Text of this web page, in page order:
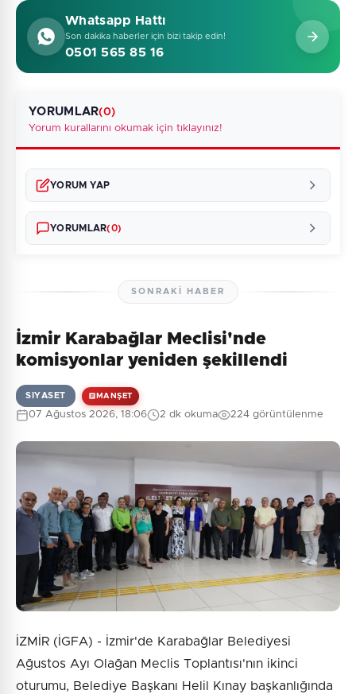
Whatsapp Hattı
Son dakika haberler için bizi takip edin!
0501 565 85 16
YORUMLAR(0)
Yorum kurallarını okumak için tıklayınız!
YORUM YAP
Gönder
YORUMLAR(0)
Henüz yorum yapılmamış. İlk yorumu siz yapın!
SONRAKI HABER
İzmir Karabağlar Meclisi'nde
komisyonlar yeniden şekillendi
SIYASET MANŞET
07 Ağustos 2026, 18:06 2 dk okuma 224 görüntülenme
İZMİR (İGFA) - İzmir'de Karabağlar Belediyesi
Ağustos Ayı Olağan Meclis Toplantısı'nın ikinci
oturumu, Belediye Başkanı Helil Kınay başkanlığında